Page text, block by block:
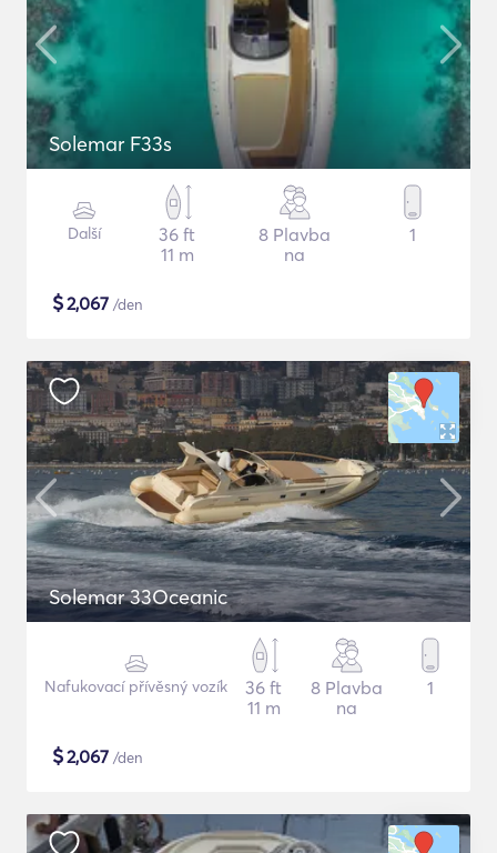
Solemar F33s
Další
36 ft
11 m
8 Plavba
na
1
$2,067 /den
Solemar 33Oceanic
Nafukovací přívěsný vozík
36 ft
11 m
8 Plavba
na
1
$2,067 /den